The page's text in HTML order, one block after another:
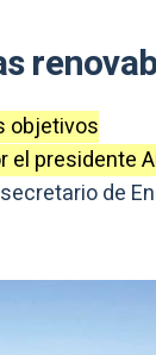
objetivos
el presidente
de